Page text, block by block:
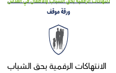
الانتهاكات الرقمية بحق الشباب